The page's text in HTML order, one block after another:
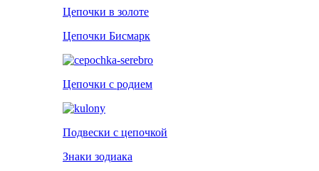
Цепочки в золоте
Цепочки Бисмарк
Цепочки с родием
Подвески с цепочкой
Знаки зодиака